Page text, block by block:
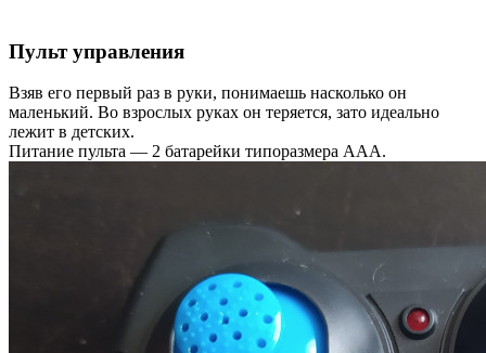
Пульт управления
Взяв его первый раз в руки, понимаешь насколько он
маленький. Во взрослых руках он теряется, зато идеально
лежит в детских.
Питание пульта — 2 батарейки типоразмера AAA.